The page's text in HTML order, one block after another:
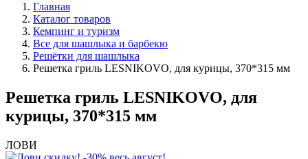
Главная
Каталог товаров
Кемпинг и туризм
Все для шашлыка и барбекю
Решётки для шашлыка
Решетка гриль LESNIKOVO, для курицы, 370*315 мм
Решетка гриль LESNIKOVO, для
курицы, 370*315 мм
ЛОВИ